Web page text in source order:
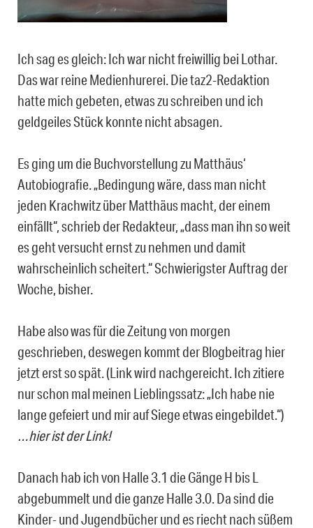
Ich sag es gleich: Ich war nicht freiwillig bei Lothar.
Das war reine Medienhurerei. Die taz2-Redaktion
hatte mich gebeten, etwas zu schreiben und ich
geldgeiles Stück konnte nicht absagen.
Es ging um die Buchvorstellung zu Matthäus‘
Autobiografie. „Bedingung wäre, dass man nicht
jeden Krachwitz über Matthäus macht, der einem
einfällt“, schrieb der Redakteur, „dass man ihn so weit
es geht versucht ernst zu nehmen und damit
wahrscheinlich scheitert.“ Schwierigster Auftrag der
Woche, bisher.
Habe also was für die Zeitung von morgen
geschrieben, deswegen kommt der Blogbeitrag hier
jetzt erst so spät. (Link wird nachgereicht. Ich zitiere
nur schon mal meinen Lieblingssatz: „Ich habe nie
lange gefeiert und mir auf Siege etwas eingebildet.“)
…hier ist der Link!
Danach hab ich von Halle 3.1 die Gänge H bis L
abgebummelt und die ganze Halle 3.0. Da sind die
Kinder- und Jugendbücher und es riecht nach süßem